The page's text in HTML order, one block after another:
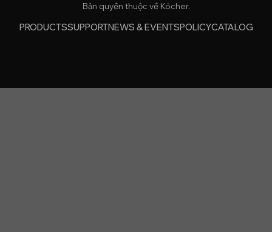
Bản quyền thuộc về Köcher.
PRODUCTSSUPPORTNEWS & EVENTSPOLICYCATALOG